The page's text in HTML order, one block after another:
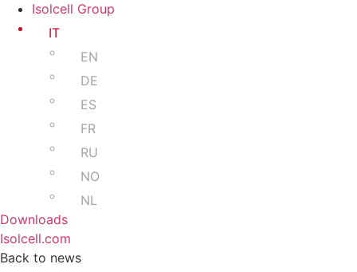
Isolcell Group
IT
EN
DE
ES
FR
RU
NO
NL
Downloads
Isolcell.com
Back to news